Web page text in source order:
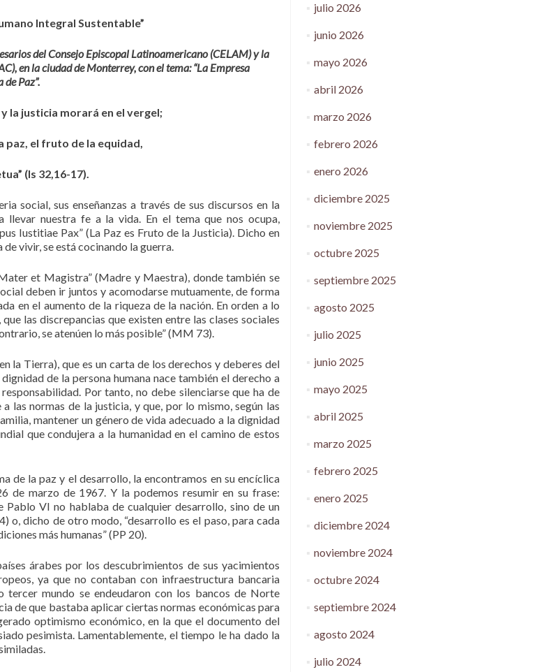
Integral Sustentable”
del Consejo Episcopal Latinoamericano (CELAM) y la
en la ciudad de Monterrey, con el tema: “La Empresa
Paz”.
la justicia morará en el vergel;
paz, el fruto de la equidad,
(Is 32,16-17).
social, sus enseñanzas a través de sus discursos en la
llevar nuestra fe a la vida. En el tema que nos ocupa,
Iustitiae Pax” (La Paz es Fruto de la Justicia). Dicho en
vivir, se está cocinando la guerra.
et Magistra” (Madre y Maestra), donde también se
deben ir juntos y acomodarse mutuamente, de forma
en el aumento de la riqueza de la nación. En orden a lo
las discrepancias que existen entre las clases sociales
se atenúen lo más posible” (MM 73).
la Tierra), que es un carta de los derechos y deberes del
de la persona humana nace también el derecho a
Por tanto, no debe silenciarse que ha de
normas de la justicia, y que, por lo mismo, según las
mantener un género de vida adecuado a la dignidad
que condujera a la humanidad en el camino de estos
de la paz y el desarrollo, la encontramos en su encíclica
de marzo de 1967. Y la podemos resumir en su frase:
Pablo VI no hablaba de cualquier desarrollo, sino de un
o, dicho de otro modo, “desarrollo es el paso, para cada
más humanas” (PP 20).
árabes por los descubrimientos de sus yacimientos
ya que no contaban con infraestructura bancaria
tercer mundo se endeudaron con los bancos de Norte
de que bastaba aplicar ciertas normas económicas para
optimismo económico, en la que el documento del
pesimista. Lamentablemente, el tiempo le ha dado la
julio 2026
junio 2026
mayo 2026
abril 2026
marzo 2026
febrero 2026
enero 2026
diciembre 2025
noviembre 2025
octubre 2025
septiembre 2025
agosto 2025
julio 2025
junio 2025
mayo 2025
abril 2025
marzo 2025
febrero 2025
enero 2025
diciembre 2024
noviembre 2024
octubre 2024
septiembre 2024
agosto 2024
julio 2024